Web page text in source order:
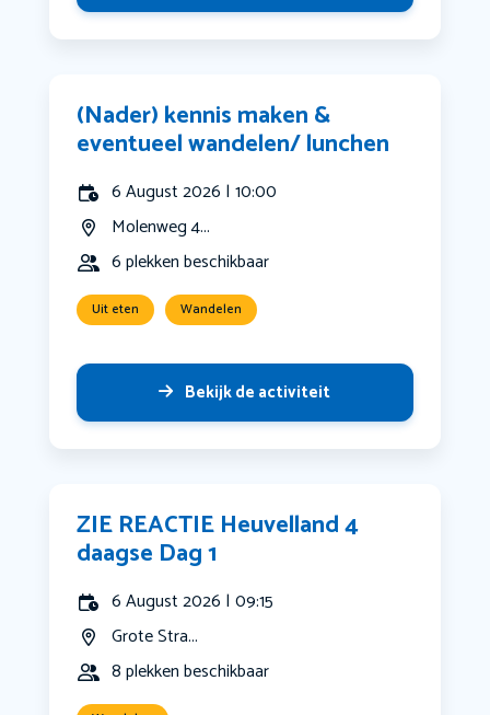
(Nader) kennis maken &
eventueel wandelen/ lunchen
6 August 2026 | 10:00
Molenweg 4...
6 plekken beschikbaar
Uit eten Wandelen
Bekijk de activiteit
ZIE REACTIE Heuvelland 4
daagse Dag 1
6 August 2026 | 09:15
Grote Stra...
8 plekken beschikbaar